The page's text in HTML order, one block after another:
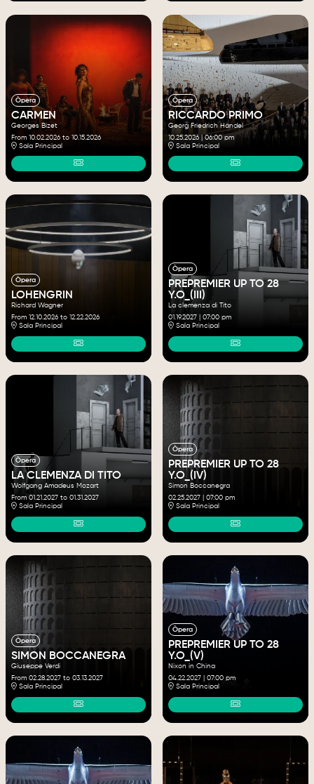
Òpera
CARMEN
Georges Bizet
From 10.02.2026to 10.15.2026
Sala Principal
Òpera
RICCARDO PRIMO
Georg Friedrich Händel
10.25.2026| 06:00 pm
Sala Principal
Òpera
LOHENGRIN
Richard Wagner
From 12.10.2026to 12.22.2026
Sala Principal
Òpera
PREPREMIER UP TO 28
Y.O_(III)
La clemenza di Tito
01.19.2027| 07:00 pm
Sala Principal
Òpera
LA CLEMENZA DI TITO
Wolfgang Amadeus Mozart
From 01.21.2027to 01.31.2027
Sala Principal
Òpera
PREPREMIER UP TO 28
Y.O_(IV)
Simon Boccanegra
02.25.2027| 07:00 pm
Sala Principal
Òpera
SIMON BOCCANEGRA
Giuseppe Verdi
From 02.28.2027to 03.13.2027
Sala Principal
Òpera
PREPREMIER UP TO 28
Y.O_(V)
Nixon in China
04.22.2027| 07:00 pm
Sala Principal